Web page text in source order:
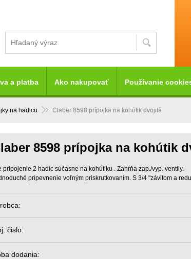
na hadicu Claber 8598 prípojka na kohútik dvojitá
8598 prípojka na kohútik
pripojenie 2 hadíc súčasne na kohútiku . Zahŕňa zap./vyp. ventily.
pripevnenie voľným priskrutkovaním. S 3/4 "závitom a
čislo:
dodania:
a platba Ako nakupovať Používanie